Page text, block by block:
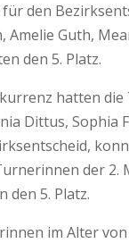
den
Amelie Guth,
den 5. Platz.
hatten
Dittus, Sophia
der
den 5. Platz.
im Alter